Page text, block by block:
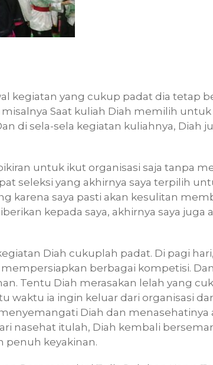
kegiatan yang cukup padat dia tetap
Saat kuliah Diah memilih
di sela-sela kegiatan kuliahnya, Diah
untuk ikut organisasi saja tanpa
seleksi yang akhirnya saya terpilih
karena saya pasti akan kesulitan
kepada saya, akhirnya saya
Diah cukuplah padat. Di pagi
berbagai kompetisi.
Tentu Diah merasakan lelah yang
waktu ia ingin keluar dari organisasi
Diah dan menasehatinya
nasehat itulah, Diah kembali
penuh keyakinan.